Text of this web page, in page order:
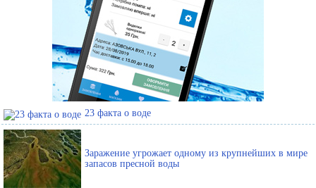
23 факта о воде
Заражение угрожает одному из крупнейших в мире
запасов пресной воды